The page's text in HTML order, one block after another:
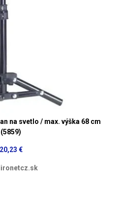
na svetlo / max. výška 68 cm
(5859)
20,23 €